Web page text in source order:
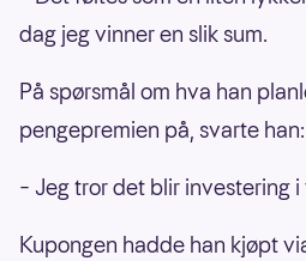
dag jeg vinner en slik sum.
På spørsmål om hva han
pengepremien på, svarte han:
– Jeg tror det blir investering
Kupongen hadde han kjøpt